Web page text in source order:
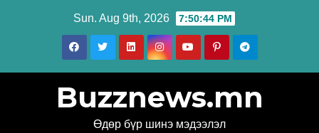
Sun. Aug 9th, 2026 7:50:45 PM
Buzznews.mn
Өдөр бүр шинэ мэдээлэл